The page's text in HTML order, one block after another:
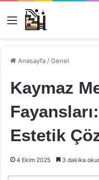
Menü
Anasayfa /Genel
Kaymaz
Estetik
4 Ekim 2025 3 dakika